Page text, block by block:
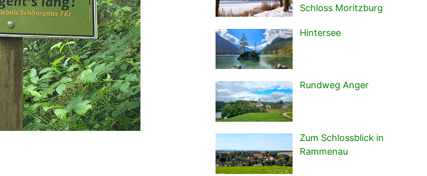
Schloss Moritzburg
Hintersee
Rundweg Anger
Zum Schlossblick in
Rammenau